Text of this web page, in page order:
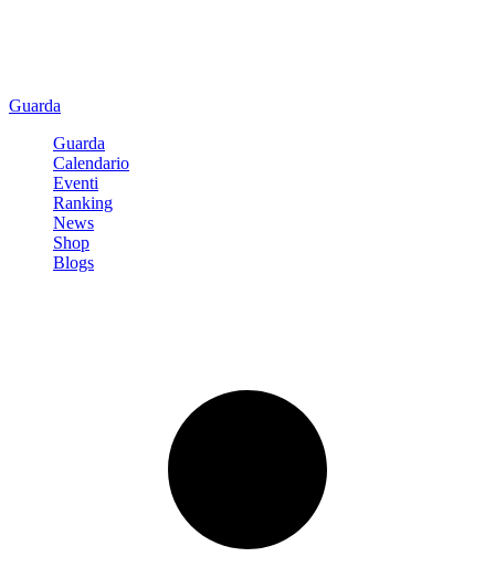
Guarda
Guarda
Calendario
Eventi
Ranking
News
Shop
Blogs